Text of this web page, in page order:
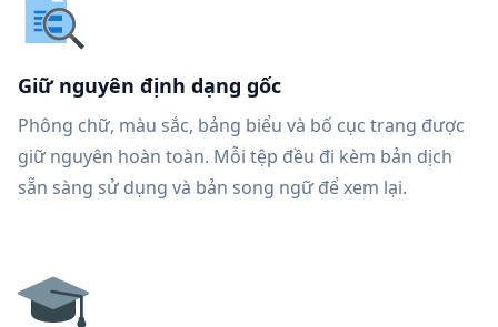
Giữ nguyên định dạng gốc
Phông chữ, màu sắc, bảng biểu và bố cục trang được
giữ nguyên hoàn toàn. Mỗi tệp đều đi kèm bản dịch
sẵn sàng sử dụng và bản song ngữ để xem lại.